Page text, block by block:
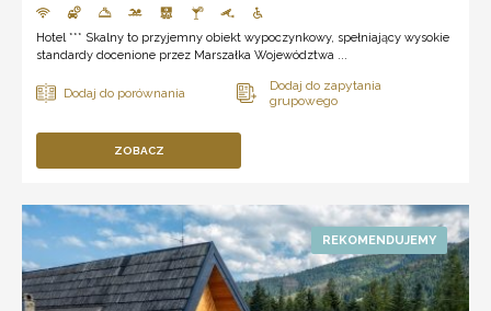
Hotel *** Skalny to przyjemny obiekt wypoczynkowy, spełniający wysokie
standardy docenione przez Marszałka Województwa ...
ZOBACZ